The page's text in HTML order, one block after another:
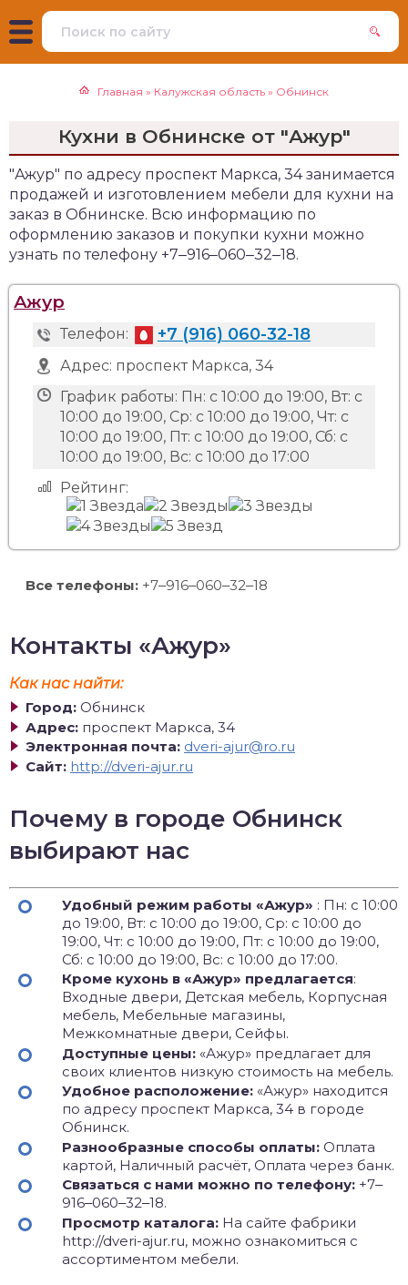
Главная » Калужская область » Обнинск
Кухни в Обнинске от "Ажур"
"Ажур" по адресу проспект Маркса, 34 занимается
продажей и изготовлением мебели для кухни на
заказ в Обнинске. Всю информацию по
оформлению заказов и покупки кухни можно
узнать по телефону +7‒916‒060‒32‒18.
Ажур
Телефон: +7 (916) 060-32-18
Адрес: проспект Маркса, 34
График работы: Пн: с 10:00 до 19:00, Вт: с
10:00 до 19:00, Ср: с 10:00 до 19:00, Чт: с
10:00 до 19:00, Пт: с 10:00 до 19:00, Сб: с
10:00 до 19:00, Вс: с 10:00 до 17:00
Рейтинг:
Все телефоны: +7‒916‒060‒32‒18
Контакты «Ажур»
Как нас найти:
Город: Обнинск
Адрес: проспект Маркса, 34
Электронная почта: dveri-ajur@ro.ru
Сайт: http://dveri-ajur.ru
Почему в городе Обнинск
выбирают нас
Удобный режим работы «Ажур» : Пн: с 10:00
до 19:00, Вт: с 10:00 до 19:00, Ср: с 10:00 до
19:00, Чт: с 10:00 до 19:00, Пт: с 10:00 до 19:00,
Сб: с 10:00 до 19:00, Вс: с 10:00 до 17:00.
Кроме кухонь в «Ажур» предлагается:
Входные двери, Детская мебель, Корпусная
мебель, Мебельные магазины,
Межкомнатные двери, Сейфы.
Доступные цены: «Ажур» предлагает для
своих клиентов низкую стоимость на мебель.
Удобное расположение: «Ажур» находится
по адресу проспект Маркса, 34 в городе
Обнинск.
Разнообразные способы оплаты: Оплата
картой, Наличный расчёт, Оплата через банк.
Связаться с нами можно по телефону: +7‒
916‒060‒32‒18.
Просмотр каталога: На сайте фабрики
http://dveri-ajur.ru, можно ознакомиться с
ассортиментом мебели.